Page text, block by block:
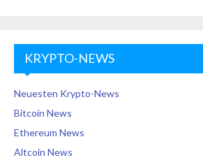
KRYPTO-NEWS
Neuesten Krypto-News
Bitcoin News
Ethereum News
Altcoin News